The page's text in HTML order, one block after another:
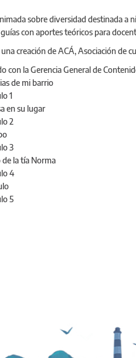
sobre diversidad destinada
con aportes teóricos para
una creación de ACÁ, Asociación de
con la Gerencia General de
de mi barrio
1
en su lugar
2
3
de la tía Norma
4
5